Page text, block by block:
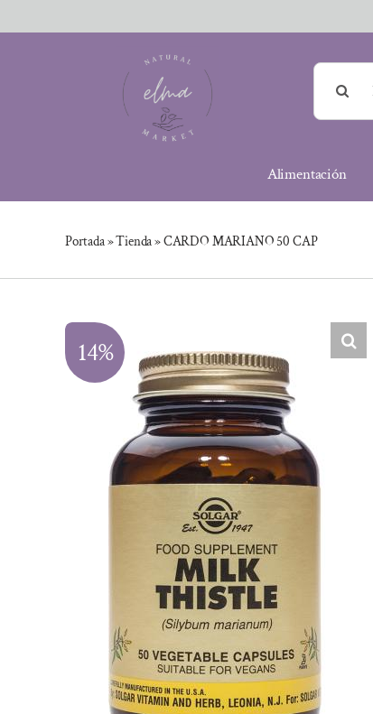
al
Buscar:
Alimentación
Portada»Tienda»CARDO MARIANO 50 CAP
14%